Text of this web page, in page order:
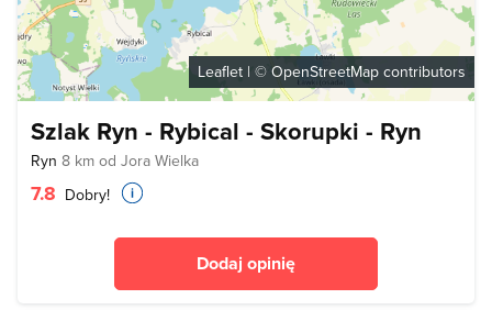
Leaflet | © OpenStreetMap contributors
Szlak Ryn - Rybical - Skorupki - Ryn
Ryn 8 km od Jora Wielka
7.8 Dobry!
Dodaj opinię